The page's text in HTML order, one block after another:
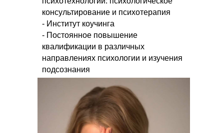
консультирование и психотерапия
- Институт коучинга
- Постоянное повышение
квалификации в различных
направлениях психологии и изучения
подсознания